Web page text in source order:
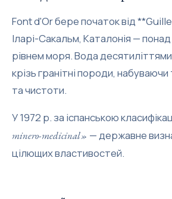
Font d'Or бере початок від
Іларі-Сакальм, Каталонія —
рівнем моря. Вода
крізь гранітні породи, набуваючи
та чистоти.
У 1972 р. за іспанською
minero-medicinal» — державне
цілющих властивостей.